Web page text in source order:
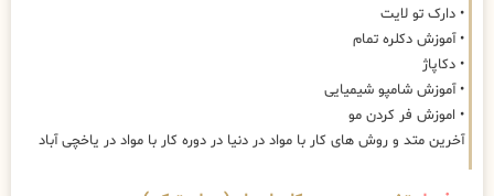
• دارک تو لایت
• آموزش دکلره تمام
• دکاپاژ
• آموزش شامپو شیمیایی
• اموزش فر کردن مو
آخرین متد و روش های کار با مواد در دنیا در دوره کار با مواد در یاخچی آباد